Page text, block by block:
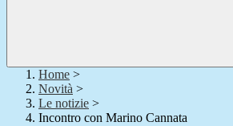
Home >
Novità >
Le notizie >
Incontro con Marino Cannata